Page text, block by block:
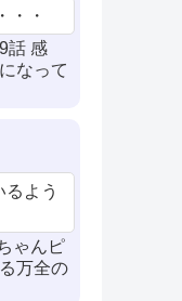
・・
話 感
なって
よう
ゃんピ
万全の